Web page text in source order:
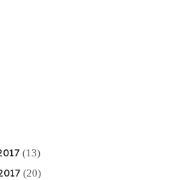
(13)
(20)